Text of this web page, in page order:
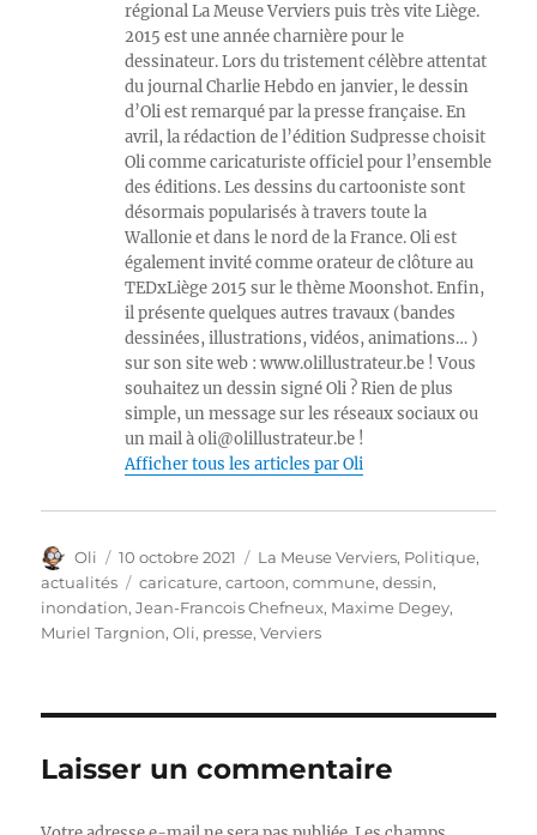
régional La Meuse Verviers puis très vite Liège.
2015 est une année charnière pour le
dessinateur. Lors du tristement célèbre attentat
du journal Charlie Hebdo en janvier, le dessin
d’Oli est remarqué par la presse française. En
avril, la rédaction de l’édition Sudpresse choisit
Oli comme caricaturiste officiel pour l’ensemble
des éditions. Les dessins du cartooniste sont
désormais popularisés à travers toute la
Wallonie et dans le nord de la France. Oli est
également invité comme orateur de clôture au
TEDxLiège 2015 sur le thème Moonshot. Enfin,
il présente quelques autres travaux (bandes
dessinées, illustrations, vidéos, animations… )
sur son site web : www.olillustrateur.be ! Vous
souhaitez un dessin signé Oli ? Rien de plus
simple, un message sur les réseaux sociaux ou
un mail à oli@olillustrateur.be !
Afficher tous les articles par Oli
Auteur
Oli
Publié
le
10 octobre 2021 Catégories
La Meuse Verviers, Politique,
actualités
Étiquettes
caricature,cartoon,commune,dessin,
inondation,Jean-Francois Chefneux, Maxime Degey,
Muriel Targnion,Oli, presse,Verviers
Laisser un commentaire